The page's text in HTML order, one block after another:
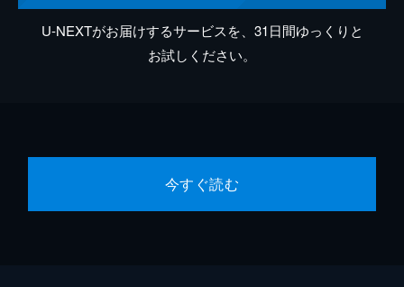
U-NEXTがお届けするサービスを、31日間ゆっくりと
お試しください。
今すぐ読む